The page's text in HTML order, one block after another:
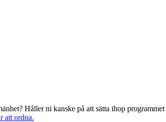
Håller ni kanske på att sätta ihop
att ordna.